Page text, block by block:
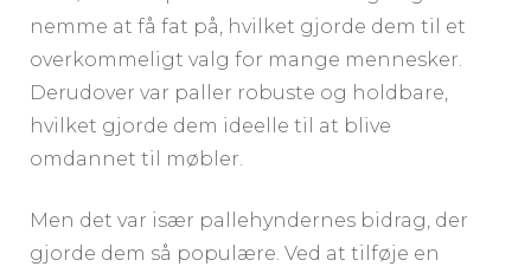
nemme at få fat på, hvilket gjorde dem til et
overkommeligt valg for mange mennesker.
Derudover var paller robuste og holdbare,
hvilket gjorde dem ideelle til at blive
omdannet til møbler.
Men det var især pallehyndernes bidrag, der
gjorde dem så populære. Ved at tilføje en